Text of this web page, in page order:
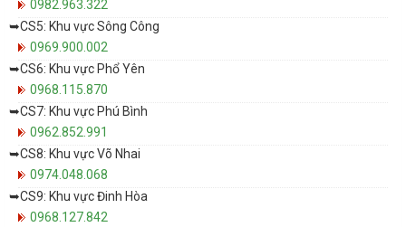
0982.963.322
➥CS5: Khu vực Sông Công
0969.900.002
➥CS6: Khu vực Phổ Yên
0968.115.870
➥CS7: Khu vực Phú Bình
0962.852.991
➥CS8: Khu vực Võ Nhai
0974.048.068
➥CS9: Khu vực Đinh Hòa
0968.127.842